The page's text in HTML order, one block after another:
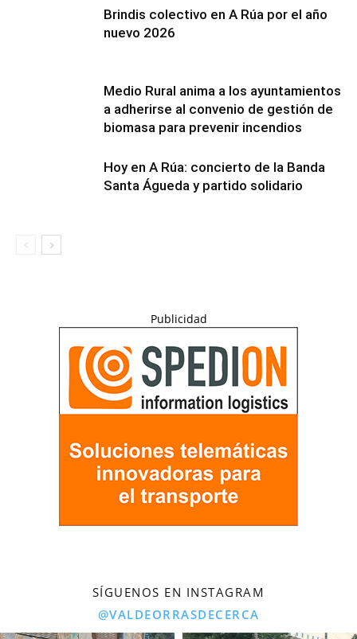
Brindis colectivo en A Rúa por el año
nuevo 2026
Medio Rural anima a los ayuntamientos
a adherirse al convenio de gestión de
biomasa para prevenir incendios
Hoy en A Rúa: concierto de la Banda
Santa Águeda y partido solidario
Publicidad
SÍGUENOS EN INSTAGRAM
@VALDEORRASDECERCA